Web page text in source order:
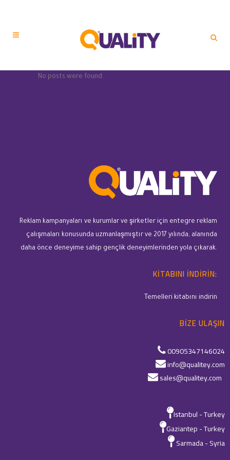
No posts were found.
Reklam kampanyaları ve kurumlar ve şirketler için entegre reklam
çalışmaları konusunda uzmanlaşmıştır ve 2017 yılında, alanında
daha önce deneyime sahip gençlik deneyimlerinden yola çıkarak.
KITABINI INDIRIN:
Temelleri kitabını indirin
BIZE ULAŞIN
00905347146024
info@qualitey.com
sales@qualitey.com
Istanbul - Turkey
Gaziantep - Turkey
Sarmada - Syria